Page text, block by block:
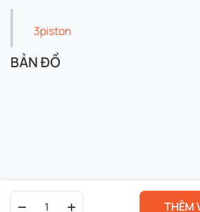
THÊM
3piston
BẢN ĐỒ